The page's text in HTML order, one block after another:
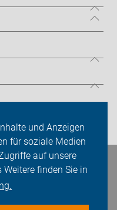
und Anzeigen
für soziale Medien
auf unsere
finden Sie in